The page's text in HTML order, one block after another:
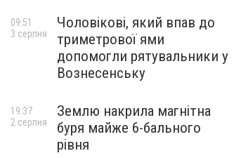
Чоловікові, який впав до
триметрової ями
допомогли рятувальники у
Вознесенську
09:51
3 серпня
Землю накрила магнітна
буря майже 6-бального
рівня
19:37
2 серпня